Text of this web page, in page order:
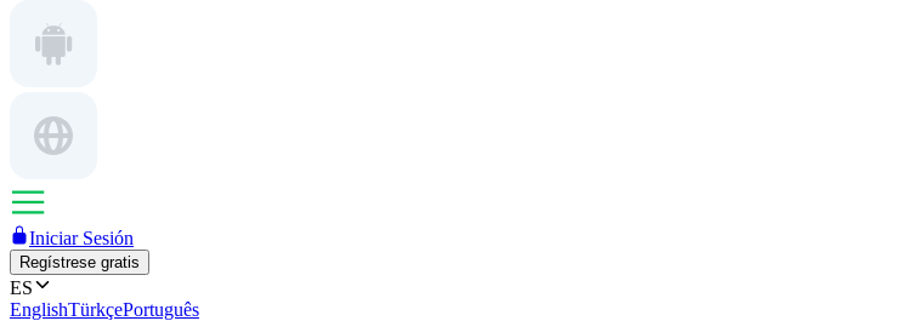
Iniciar Sesión
Regístrese gratis
ES
EnglishTürkçePortuguês